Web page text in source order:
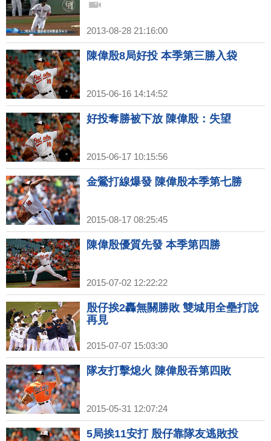
2013-08-28 21:16:00
陳偉殷8局好投 本季第三勝入袋
2015-06-16 14:14:52
好投奪勝被下放 陳偉殷：失望
2015-06-17 10:15:56
金鶯打線爆發 陳偉殷本季第七勝
2015-08-17 08:25:45
陳偉殷優質先發 本季第四勝
2015-07-02 12:22:22
殷仔挨2轟無關勝敗 雙城用全壘打說
再見
2015-07-07 15:03:30
隊友打擊熄火 陳偉殷吞第四敗
2015-05-31 12:07:24
5局挨11安打 殷仔靠隊友逃敗投